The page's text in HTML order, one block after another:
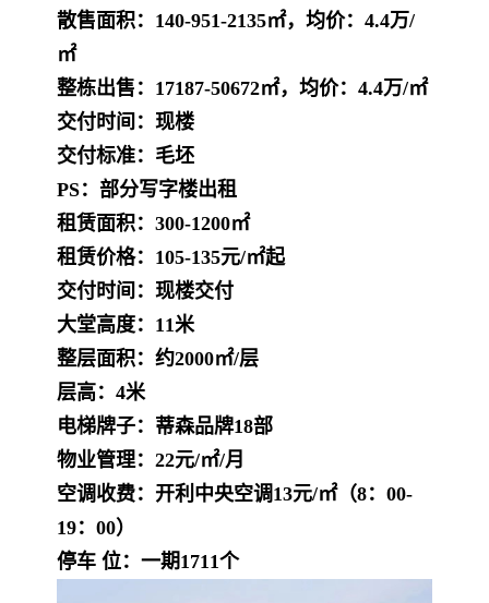
散售面积：140-951-2135㎡，均价：4.4万/
㎡
整栋出售：17187-50672㎡，均价：4.4万/㎡
交付时间：现楼
交付标准：毛坯
PS：部分写字楼出租
租赁面积：300-1200㎡
租赁价格：105-135元/㎡起
交付时间：现楼交付
大堂高度：11米
整层面积：约2000㎡/层
层高：4米
电梯牌子：蒂森品牌18部
物业管理：22元/㎡/月
空调收费：开利中央空调13元/㎡（8：00-
19：00）
停车 位：一期1711个